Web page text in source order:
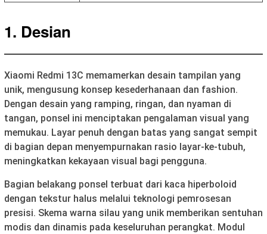
1. Desian
Xiaomi Redmi 13C memamerkan desain tampilan yang
unik, mengusung konsep kesederhanaan dan fashion.
Dengan desain yang ramping, ringan, dan nyaman di
tangan, ponsel ini menciptakan pengalaman visual yang
memukau. Layar penuh dengan batas yang sangat sempit
di bagian depan menyempurnakan rasio layar-ke-tubuh,
meningkatkan kekayaan visual bagi pengguna.
Bagian belakang ponsel terbuat dari kaca hiperboloid
dengan tekstur halus melalui teknologi pemrosesan
presisi. Skema warna silau yang unik memberikan sentuhan
modis dan dinamis pada keseluruhan perangkat. Modul